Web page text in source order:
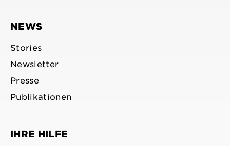
NEWS
Stories
Newsletter
Presse
Publikationen
IHRE HILFE